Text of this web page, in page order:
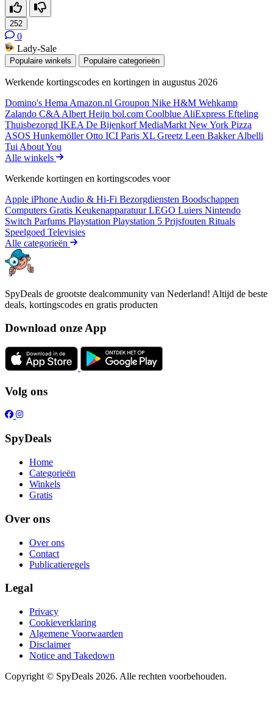
252
0
Lady-Sale
Populaire winkels Populaire categorieën
Werkende kortingscodes en kortingen in augustus 2026
Domino's Hema Amazon.nl Groupon Nike H&M Wehkamp
Zalando C&A Albert Heijn bol.com Coolblue AliExpress Efteling
Thuisbezorgd IKEA De BijenkorfMediaMarkt New York Pizza
ASOS HunkemöllerOtto ICI Paris XL Greetz Leen BakkerAlbelli
Tui About You
Alle winkels
Werkende kortingen en kortingscodes voor
Apple iPhone Audio & Hi-Fi Bezorgdiensten Boodschappen
Computers Gratis KeukenapparatuurLEGO Luiers Nintendo
Switch Parfums Playstation Playstation 5 Prijsfouten Rituals
Speelgoed Televisies
Alle categorieën
SpyDeals de grootste dealcommunity van Nederland! Altijd de beste
deals, kortingscodes en gratis producten
Download onze App
Volg ons
SpyDeals
Home
Categorieën
Winkels
Gratis
Over ons
Over ons
Contact
Publicatieregels
Legal
Privacy
Cookieverklaring
Algemene Voorwaarden
Disclaimer
Notice and Takedown
Copyright © SpyDeals 2026. Alle rechten voorbehouden.